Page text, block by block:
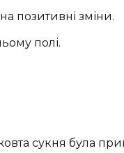
позитивні зміни.
полі.
сукня була